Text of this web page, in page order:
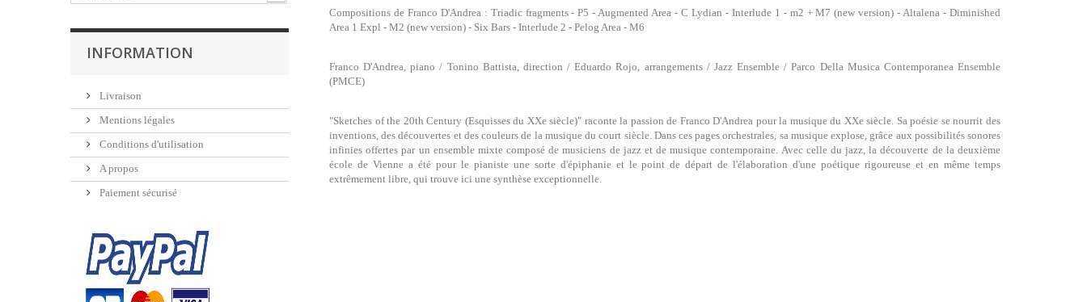
INFORMATION
Livraison
Mentions légales
Conditions d'utilisation
A propos
Paiement sécurisé
Compositions de Franco D'Andrea : Triadic fragments - P5 - Augmented Area - C Lydian - Interlude 1 - m2 + M7 (new version) - Altalena - Diminished
Area 1 Expl - M2 (new version) - Six Bars - Interlude 2 - Pelog Area - M6
Franco D'Andrea, piano / Tonino Battista, direction / Eduardo Rojo, arrangements / Jazz Ensemble / Parco Della Musica Contemporanea Ensemble
(PMCE)
"Sketches of the 20th Century (Esquisses du XXe siècle)" raconte la passion de Franco D'Andrea pour la musique du XXe siècle. Sa poésie se nourrit des
inventions, des découvertes et des couleurs de la musique du court siècle. Dans ces pages orchestrales, sa musique explose, grâce aux possibilités sonores
infinies offertes par un ensemble mixte composé de musiciens de jazz et de musique contemporaine. Avec celle du jazz, la découverte de la deuxième
école de Vienne a été pour le pianiste une sorte d'épiphanie et le point de départ de l'élaboration d'une poétique rigoureuse et en même temps
extrêmement libre, qui trouve ici une synthèse exceptionnelle.